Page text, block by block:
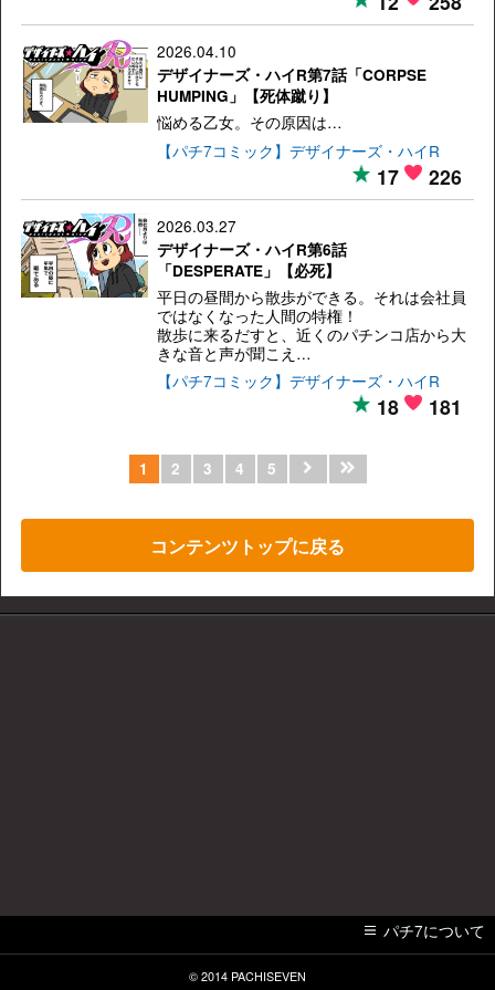
2026.04.10
デザイナーズ・ハイR第7話「CORPSE
HUMPING」【死体蹴り】
悩める乙女。その原因は…
【パチ7コミック】デザイナーズ・ハイR
17 226
2026.03.27
デザイナーズ・ハイR第6話
「DESPERATE」【必死】
平日の昼間から散歩ができる。それは会社員
ではなくなった人間の特権！
散歩に来るだすと、近くのパチンコ店から大
きな音と声が聞こえ…
【パチ7コミック】デザイナーズ・ハイR
18 181
1 2 3 4 5
コンテンツトップに戻る
パチ7について
© 2014 PACHISEVEN